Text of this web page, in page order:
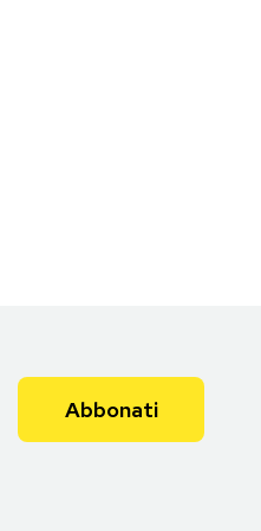
Abbonati